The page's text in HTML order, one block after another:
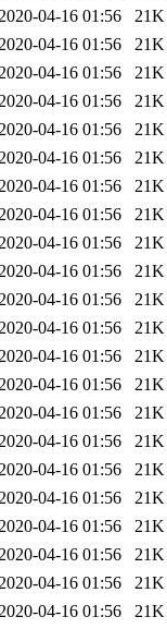
04-16 01:56
21K
04-16 01:56
21K
04-16 01:56
21K
04-16 01:56
21K
04-16 01:56
21K
04-16 01:56
21K
04-16 01:56
21K
04-16 01:56
21K
04-16 01:56
21K
04-16 01:56
21K
04-16 01:56
21K
04-16 01:56
21K
04-16 01:56
21K
04-16 01:56
21K
04-16 01:56
21K
04-16 01:56
21K
04-16 01:56
21K
04-16 01:56
21K
04-16 01:56
21K
04-16 01:56
21K
04-16 01:56
21K
04-16 01:56
21K